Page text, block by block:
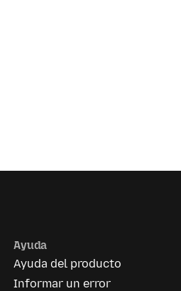
Ayuda
Ayuda del producto
Informar un error